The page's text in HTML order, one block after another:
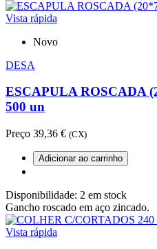
Vista rápida
Novo
DESA
ESCAPULA ROSCADA
500 un
Preço 39,36 € (CX)
Adicionar ao carrinho
Disponibilidade: 2 em stock
Gancho roscado em aço zincado.
Vista rápida